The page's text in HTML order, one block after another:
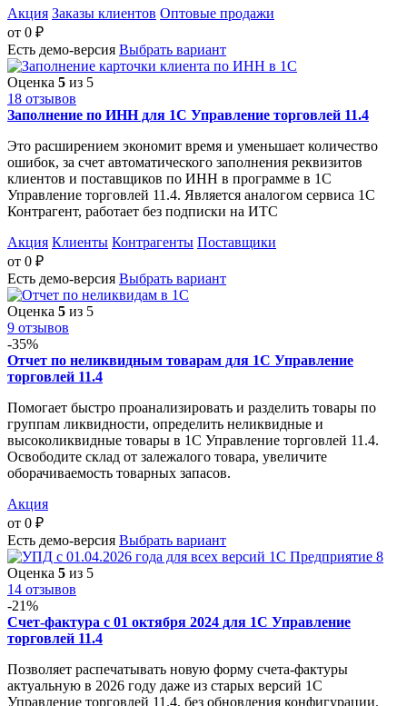
Акция Заказы клиентов Оптовые продажи
от 0 ₽
Есть демо-версия Выбрать вариант
Оценка 5 из 5
18 отзывов
Заполнение по ИНН для 1С Управление торговлей 11.4
Это расширением экономит время и уменьшает количество
ошибок, за счет автоматического заполнения реквизитов
клиентов и поставщиков по ИНН в программе в 1С
Управление торговлей 11.4. Является аналогом сервиса 1С
Контрагент, работает без подписки на ИТС
Акция Клиенты Контрагенты Поставщики
от 0 ₽
Есть демо-версия Выбрать вариант
Оценка 5 из 5
9 отзывов
-35%
Отчет по неликвидным товарам для 1С Управление
торговлей 11.4
Помогает быстро проанализировать и разделить товары по
группам ликвидности, определить неликвидные и
высоколиквидные товары в 1С Управление торговлей 11.4.
Освободите склад от залежалого товара, увеличите
оборачиваемость товарных запасов.
Акция
от 0 ₽
Есть демо-версия Выбрать вариант
Оценка 5 из 5
14 отзывов
-21%
Счет-фактура с 01 октября 2024 для 1С Управление
торговлей 11.4
Позволяет распечатывать новую форму счета-фактуры
актуальную в 2026 году даже из старых версий 1С
Управление торговлей 11.4, без обновления конфигурации.